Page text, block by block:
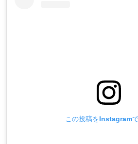
この投稿をInstagram